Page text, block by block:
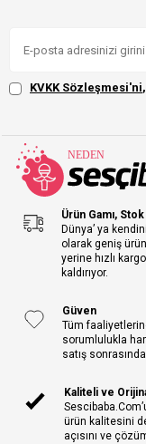
KVKK Sözleşmesi'ni
Ürün Gamı,
Dünya’ ya
olarak geniş
yerine hızlı
kaldırıyor.
Güven
Tüm
sorumlulukla
satış
Kaliteli ve
ürün kalitesini
açısını ve